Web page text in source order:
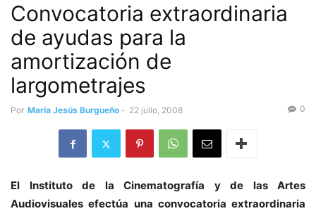
Convocatoria extraordinaria
de ayudas para la
amortización de
largometrajes
Por María Jesús Burgueño - 22 julio, 2008 0
El Instituto de la Cinematografía y de las Artes
Audiovisuales efectúa una convocatoria extraordinaria